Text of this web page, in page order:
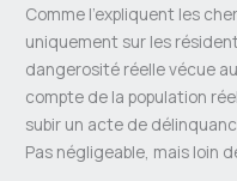
Comme l’expliquent les
uniquement sur les
dangerosité réelle vécue
compte de la population
subir un acte de
Pas négligeable, mais loin